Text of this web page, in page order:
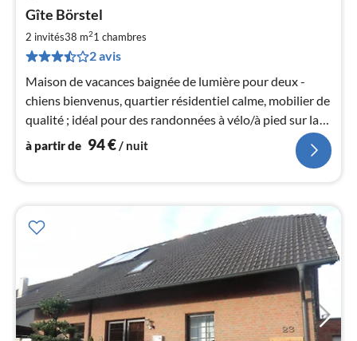
Gîte Börstel
2 invités38 m21 chambres
2 avis
Maison de vacances baignée de lumière pour deux -
chiens bienvenus, quartier résidentiel calme, mobilier de
qualité ; idéal pour des randonnées à vélo/à pied sur la
Werre/Weser et le Wiehengebirge, détente.
à partir de 94€ / nuit